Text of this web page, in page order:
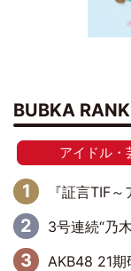
BUBKA
アイドル・
『証言TIF～アイドル戦国時代とはなんだったのか
3号連続“乃木坂46祭り” ラ
AKB48 21期